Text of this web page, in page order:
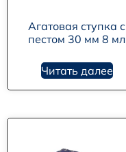
Агатовая ступка с
пестом 30 мм 8 мл
Читать далее